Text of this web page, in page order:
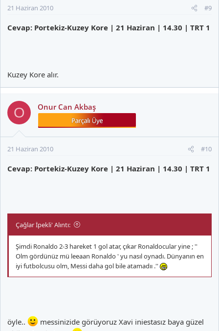
21 Haziran 2010 #9
Cevap: Portekiz-Kuzey Kore | 21 Haziran | 14.30 | TRT 1
Kuzey Kore alır.
O Onur Can Akbaş
21 Haziran 2010 #10
Cevap: Portekiz-Kuzey Kore | 21 Haziran | 14.30 | TRT 1
Çağlar İpekli' Alıntı:
Şimdi Ronaldo 2-3 hareket 1 gol atar, çıkar Ronaldocular yine ; ''
Olm gördünüz mü leeaan Ronaldo ' yu nasıl oynadı. Dünyanın en
iyi futbolcusu olm, Messi daha gol bile atamadıı .''
öyle..
messinizide görüyoruz Xavi iniestasız baya güzel